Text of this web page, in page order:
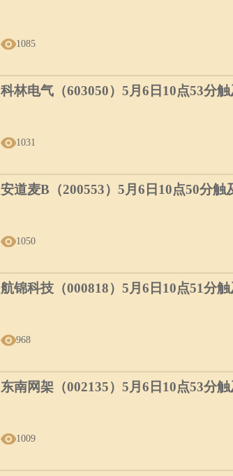
1085
科林电气（603050）5月6日10点53分
1031
安道麦B（200553）5月6日10点50分触
1050
航锦科技（000818）5月6日10点51分
968
东南网架（002135）5月6日10点53分
1009